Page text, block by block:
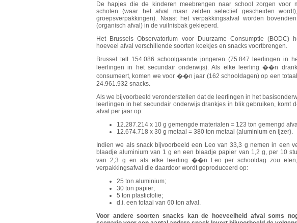
De hapjes die de kinderen meebrengen naar school zorgen voor
scholen (waar het afval maar zelden selectief gescheiden
groepsverpakkingen). Naast het verpakkingsafval worden
(organisch afval) in de vuilnisbak gekieperd.
Het Brussels Observatorium voor Duurzame Consumptie (BODC)
hoeveel afval verschillende soorten koekjes en snacks voortbrengen.
Brussel telt 154.086 schoolgaande jongeren (75.847 leerlingen in
leerlingen in het secundair onderwijs). Als elke leerling ��n
consumeert, komen we voor ��n jaar (162 schooldagen) op een
24.961.932 snacks.
Als we bijvoorbeeld veronderstellen dat de leerlingen in het
leerlingen in het secundair onderwijs drankjes in blik gebruiken, komt
afval per jaar op:
12.287.214 x 10 g gemengde materialen = 123 ton gemengd
12.674.718 x 30 g metaal = 380 ton metaal (aluminium en ijzer).
Indien we als snack bijvoorbeeld een Leo van 33,3 g nemen in een
blaadje aluminium van 1 g en een blaadje papier van 1,2 g, per 10
van 2,3 g en als elke leerling ��n Leo per schooldag zou
verpakkingsafval die daardoor wordt geproduceerd op:
25 ton aluminium;
30 ton papier;
5 ton plasticfolie;
d.i. een totaal van 60 ton afval.
Voor andere soorten snacks kan de hoeveelheid afval soms